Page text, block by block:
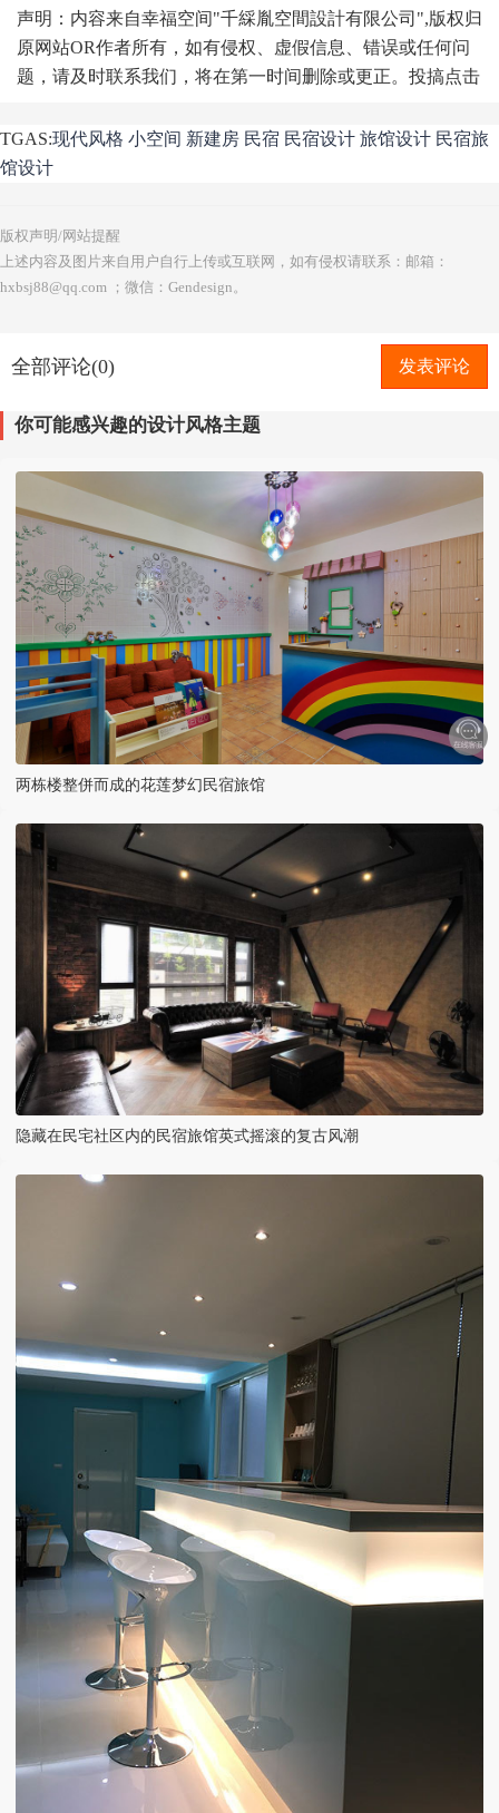
声明：内容来自幸福空间"千綵胤空間設計有限公司",版权归
原网站OR作者所有，如有侵权、虚假信息、错误或任何问
题，请及时联系我们，将在第一时间删除或更正。投搞点击
TGAS:现代风格 小空间 新建房 民宿 民宿设计 旅馆设计 民宿旅
馆设计
版权声明/网站提醒
上述内容及图片来自用户自行上传或互联网，如有侵权请联系：邮箱：
hxbsj88@qq.com ；微信：Gendesign。
全部评论(0) 发表评论
你可能感兴趣的设计风格主题
两栋楼整併而成的花莲梦幻民宿旅馆
隐藏在民宅社区内的民宿旅馆英式摇滚的复古风潮